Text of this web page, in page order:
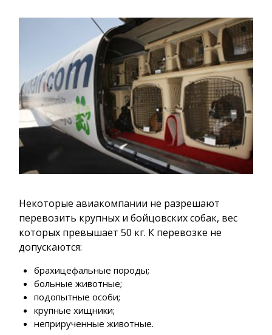
Некоторые авиакомпании не разрешают
перевозить крупных и бойцовских собак, вес
которых превышает 50 кг. К перевозке не
допускаются:
брахицефальные породы;
больные животные;
подопытные особи;
крупные хищники;
неприрученные животные.